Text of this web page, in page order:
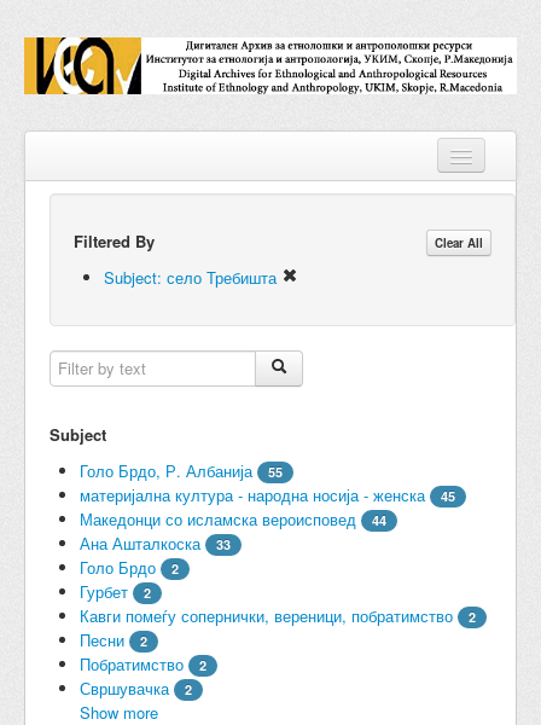
Repositories
Collections
Accessions
Subjects
Names
Classifications
Filtered By Clear All
Subject: село Требишта
Subject
Голо Брдо, Р. Албанија
55
материјална култура - народна носија - женска 45
Македонци со исламска вероисповед 44
Ана Ашталкоска 33
Голо Брдо 2
Гурбет 2
Кавги помеѓу сопернички, вереници, побратимство 2
Песни 2
Побратимство 2
Свршувачка 2
Show more